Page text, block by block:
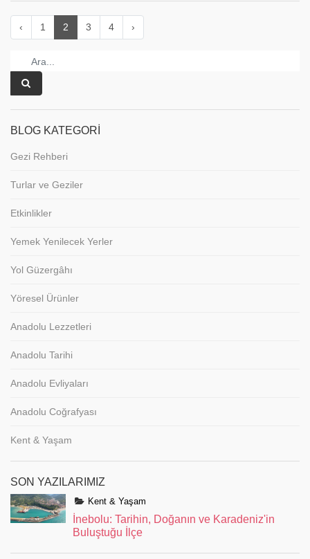
‹ 1 2 3 4 ›
BLOG KATEGORI
Gezi Rehberi
Turlar ve Geziler
Etkinlikler
Yemek Yenilecek Yerler
Yol Güzergâhı
Yöresel Ürünler
Anadolu Lezzetleri
Anadolu Tarihi
Anadolu Evliyaları
Anadolu Coğrafyası
Kent & Yaşam
SON YAZILARIMIZ
Kent & Yaşam
İnebolu: Tarihin, Doğanın ve Karadeniz'in
Buluştuğu İlçe